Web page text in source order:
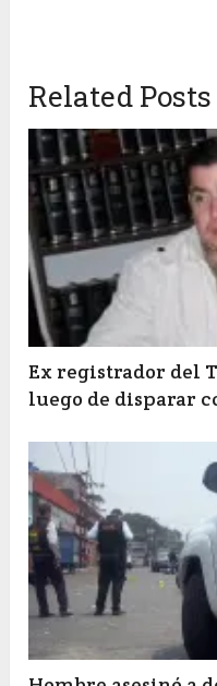
Related Posts
Ex registrador del
luego de disparar